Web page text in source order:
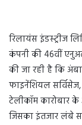
रिलायंस इंडस्ट्रीज
कंपनी की 46वीं
की जा रही है कि
फाइनेंशियल
टेलीकॉम कारोबार
जिसका इंतजार लंबे